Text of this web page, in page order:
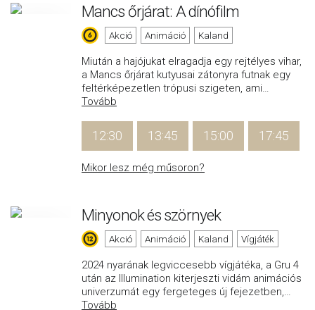
Mancs őrjárat: A dínófilm
Akció Animáció Kaland
Miután a hajójukat elragadja egy rejtélyes vihar,
a Mancs őrjárat kutyusai zátonyra futnak egy
feltérképezetlen trópusi szigeten, ami…
Tovább
12:30 13:45 15:00 17:45
Mikor lesz még műsoron?
Minyonok és szörnyek
Akció Animáció Kaland Vígjáték
2024 nyarának legviccesebb vígjátéka, a Gru 4
után az Illumination kiterjeszti vidám animációs
univerzumát egy fergeteges új fejezetben,…
Tovább